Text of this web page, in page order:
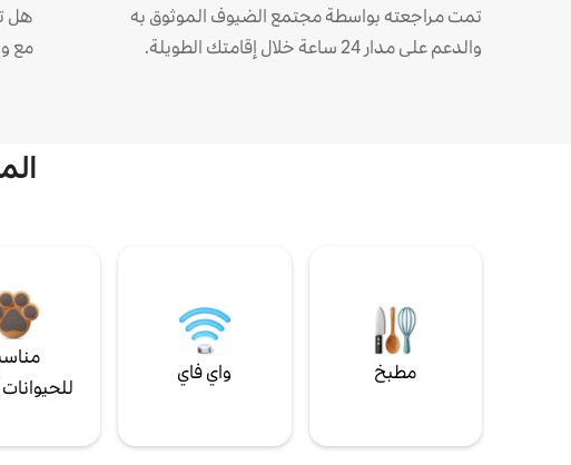
تمت مراجعته بواسطة مجتمع الضيوف الموثوق به
والدعم على مدار 24 ساعة خلال إقامتك الطويلة.
هل
مع
مطبخ واي فاي
للحيوانات